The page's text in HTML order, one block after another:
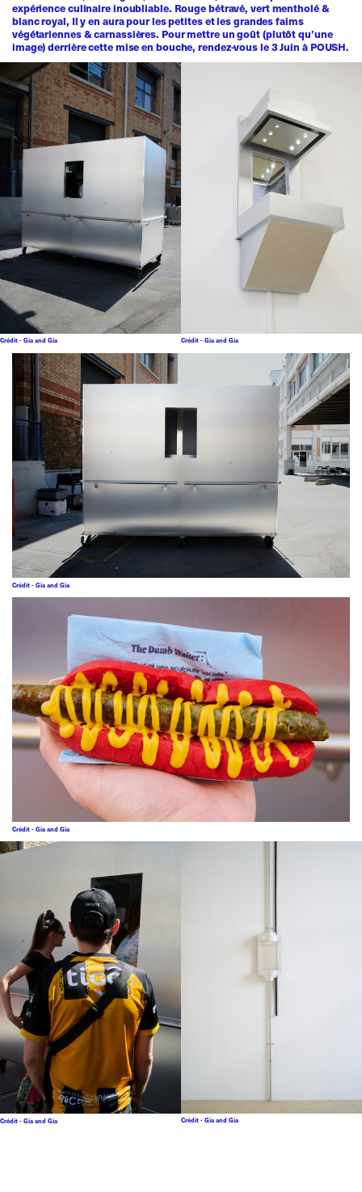
expérience culinaire inoubliable. Rouge bétravé, vert mentholé &
blanc royal, Il y en aura pour les petites et les grandes faims
végétariennes & carnassières. Pour mettre un goût (plutôt qu’une
image) derrière cette mise en bouche, rendez-vous le 3 Juin à POUSH.
Crédit - Gia and Gia Crédit - Gia and Gia
Crédit - Gia and Gia
Crédit - Gia and Gia
Crédit - Gia and Gia Crédit - Gia and Gia